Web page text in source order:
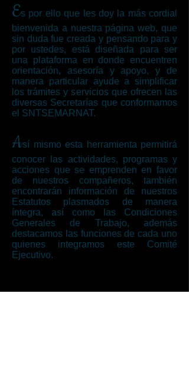
Es por ello que les doy la más cordial
bienvenida a nuestra página web, que
sin duda fue creada y pensando para y
por ustedes, está diseñada para ser
una plataforma en donde encuentren
orientación, asesoría y apoyo, y de
manera particular ayude a simplificar
los trámites y servicios que ofrecen las
diversas Secretarías que conformamos
el SNTSEMARNAT.
Así mismo esta herramienta permitirá
conocer las actividades, programas y
acciones que se emprenden en favor
de nuestros compañeros, también
encontrarán información de nuestros
Estatutos plasmados de manera
íntegra, así como las Condiciones
Generales de Trabajo, además
destacamos las funciones de cada uno
quienes integramos este Comité
Ejecutivo.